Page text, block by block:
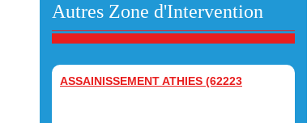
Autres Zone d'Intervention
ASSAINISSEMENT ATHIES (62223